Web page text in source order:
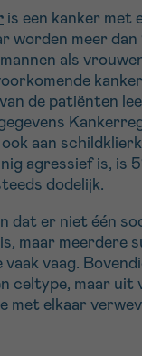
is een kanker met
worden meer
als
de patiënten
aan
agressief is, is
dodelijk.
dat er niet één
maar meerdere
vaag.
celtype, maar uit
met elkaar